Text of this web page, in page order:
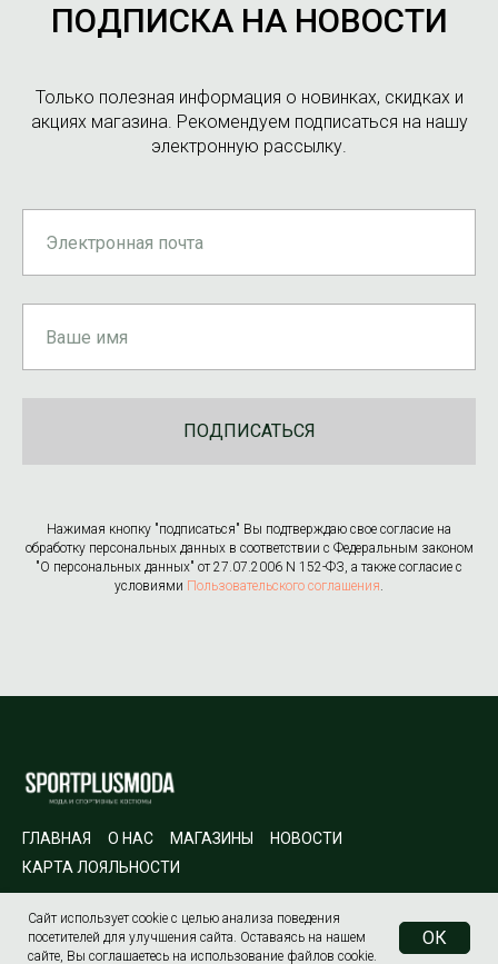
ПОДПИСКА НА НОВОСТИ
Только полезная информация о новинках, скидках и
акциях магазина. Рекомендуем подписаться на нашу
электронную рассылку.
ПОДПИСАТЬСЯ
Нажимая кнопку "подписаться" Вы подтверждаю свое согласие на
обработку персональных данных в соответствии с Федеральным законом
"О персональных данных" от 27.07.2006 N 152-ФЗ, а также согласие с
условиями Пользовательского соглашения
ГЛАВНАЯ О НАС МАГАЗИНЫ
НОВОСТИ
КАРТА ЛОЯЛЬНОСТИ
Сайт использует сооkiе с целью анализа поведения
посетителей для улучшения сайта. Оставаясь на нашем
сайте, Вы соглашаетесь на использование файлов сооkiе.
ОК